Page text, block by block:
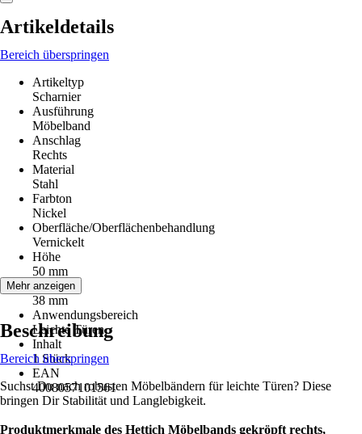
Artikeldetails
Bereich überspringen
Artikeltyp
Scharnier
Ausführung
Möbelband
Anschlag
Rechts
Material
Stahl
Farbton
Nickel
Oberfläche/Oberflächenbehandlung
Vernickelt
Höhe
50 mm
Breite
38 mm
Anwendungsbereich
Leichte Türen
Inhalt
1 Stück
EAN
4008057101561
Mehr anzeigen
Beschreibung
Bereich überspringen
Suchst Du nach robusten Möbelbändern für leichte Türen? Diese
bringen Dir Stabilität und Langlebigkeit.
Produktmerkmale des Hettich Möbelbands gekröpft rechts,